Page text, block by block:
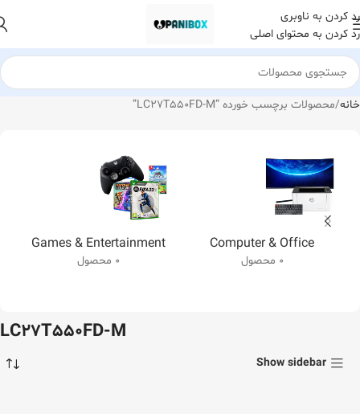
رد کردن به ناوبری
رد کردن به محتوای اصلی
خانه محصولات برچسب خورده “LC27T550FD-M”
Computer & Office
0 محصول
Games & Entertainment
0 محصول
LC27T550FD-M
Show sidebar